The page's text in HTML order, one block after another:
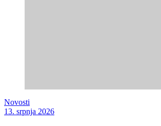
Novosti
13. srpnja 2026